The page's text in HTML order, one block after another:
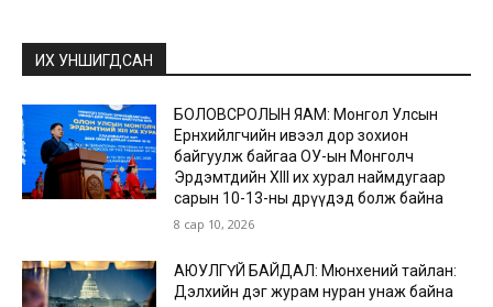
ИХ УНШИГДСАН
БОЛОВСРОЛЫН ЯАМ: Монгол Улсын
Ерөнхийлөгчийн ивээл дор зохион
байгуулж байгаа ОУ-ын Монголч
Эрдэмтдийн XIII их хурал наймдугаар
сарын 10-13-ны өдрүүдэд болж байна
8 сар 10, 2026
АЮУЛГҮЙ БАЙДАЛ: Мюнхений тайлан:
Дэлхийн дэг журам нуран унаж байна